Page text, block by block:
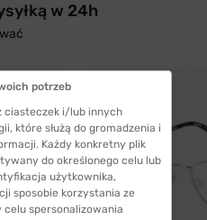
w 24h
potrzeb
ciasteczek i/lub innych
które służą do gromadzenia i
Każdy konkretny plik
do określonego celu lub
użytkownika,
sposobie korzystania ze
celu spersonalizowania